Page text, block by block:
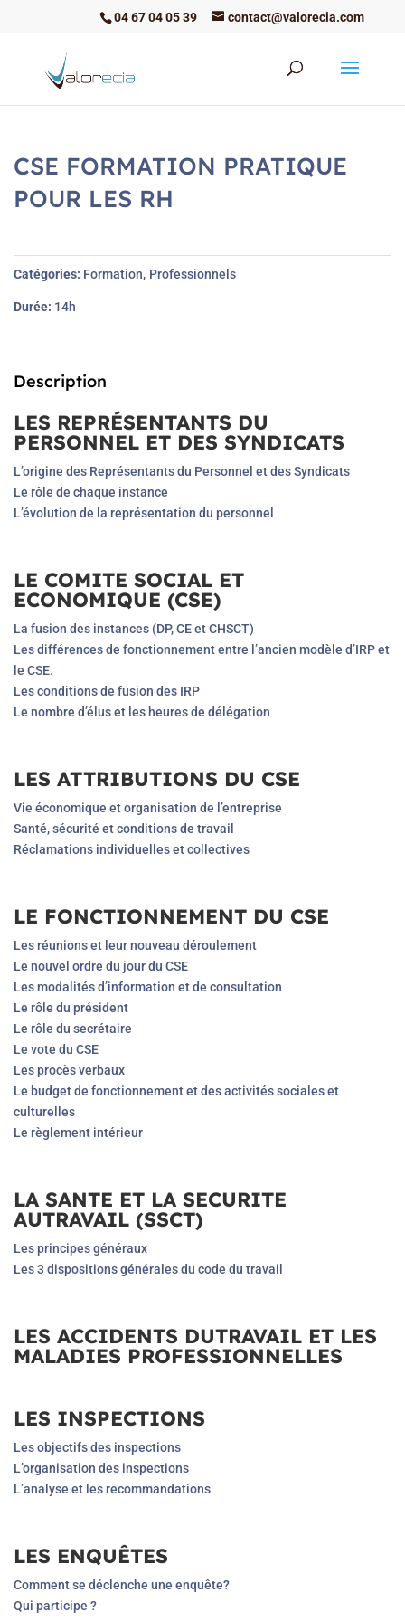
04 67 04 05 39 contact@valorecia.com
CSE FORMATION PRATIQUE
POUR LES RH
Catégories Formation Professionnels
Durée 14h
Description
LES REPRÉSENTANTS DU
PERSONNEL ET DES SYNDICATS
L’origine des Représentants du Personnel et des Syndicats
Le rôle de chaque instance
L’évolution de la représentation du personnel
LE COMITE SOCIAL ET
ECONOMIQUE (CSE)
La fusion des instances (DP, CE et CHSCT)
Les différences de fonctionnement entre l’ancien modèle d’IRP et
le CSE.
Les conditions de fusion des IRP
Le nombre d’élus et les heures de délégation
LES ATTRIBUTIONS DU CSE
Vie économique et organisation de l’entreprise
Santé, sécurité et conditions de travail
Réclamations individuelles et collectives
LE FONCTIONNEMENT DU CSE
Les réunions et leur nouveau déroulement
Le nouvel ordre du jour du CSE
Les modalités d’information et de consultation
Le rôle du président
Le rôle du secrétaire
Le vote du CSE
Les procès verbaux
Le budget de fonctionnement et des activités sociales et
culturelles
Le règlement intérieur
LA SANTE ET LA SECURITE
AUTRAVAIL (SSCT)
Les principes généraux
Les 3 dispositions générales du code du travail
LES ACCIDENTS DUTRAVAIL ET LES
MALADIES PROFESSIONNELLES
LES INSPECTIONS
Les objectifs des inspections
L’organisation des inspections
L’analyse et les recommandations
LES ENQUÊTES
Comment se déclenche une enquête?
Qui participe ?